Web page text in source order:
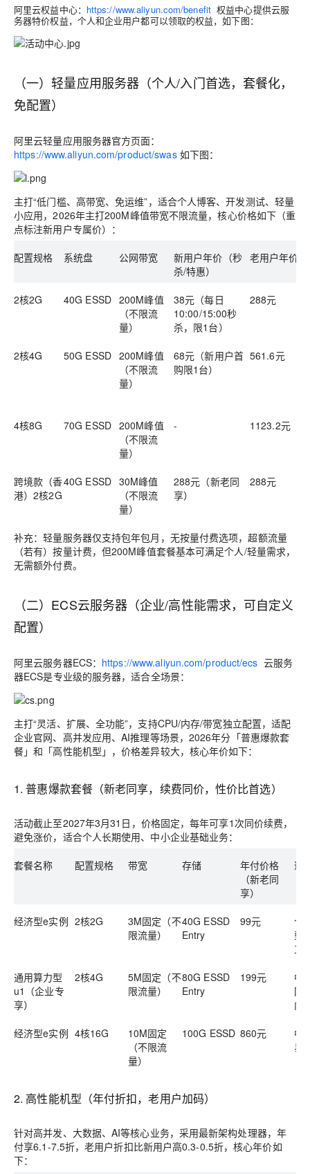
阿里云权益中心： https://www.aliyun.com/benefit权益中心提供云服
务器特价权益，个人和企业用户都可以领取的权益，如下图：
（一）轻量应用服务器（个人/入门首选，套餐化，
免配置）
阿里云轻量应用服务器官方页面：
https://www.aliyun.com/product/swas如下图：
主打“低门槛、高带宽、免运维”，适合个人博客、开发测试、轻量
小应用，2026年主打200M峰值带宽不限流量，核心价格如下（重
点标注新用户专属价）：
配置规格 系统盘 公网带宽
新用户年价（秒
杀/特惠）
老用户年价
2核2G 40G ESSD 200M峰值
（不限流
量）
38元（每日
10:00/15:00秒
杀，限1台）
288元
2核4G 50G ESSD 200M峰值
（不限流
量）
68元（新用户首
购限1台）
561.6元
4核8G 70G ESSD 200M峰值
（不限流
量）
- 1123.2元
跨境款（香
港）2核2G
40G ESSD 30M峰值
（不限流
量）
288元（新老同
享）
288元
补充：轻量服务器仅支持包年包月，无按量付费选项，超额流量
（若有）按量计费，但200M峰值套餐基本可满足个人/轻量需求，
无需额外付费。
（二）ECS云服务器（企业/高性能需求，可自定义
配置）
阿里云服务器ECS： https://www.aliyun.com/product/ecs 云服务
器ECS是专业级的服务器，适合全场景：
主打“灵活、扩展、全功能”，支持CPU/内存/带宽独立配置，适配
企业官网、高并发应用、AI推理等场景，2026年分「普惠爆款套
餐」和「高性能机型」，价格差异较大，核心年价如下：
1. 普惠爆款套餐（新老同享，续费同价，性价比首选）
活动截止至2027年3月31日，价格固定，每年可享1次同价续费，
避免涨价，适合个人长期使用、中小企业基础业务：
套餐名称 配置规格 带宽 存储
年付价格
（新老同
享）
适
经济型e实例 2核2G
3M固定（不
限流量）
40G ESSD
Entry
99元
个
型
工
通用算力型
u1（企业专
享）
2核4G
5M固定（不
限流量）
80G ESSD
Entry
199元
中
网
内
经济型e实例 4核16G
10M固定
（不限流
量）
100G ESSD 860元
中
易
2. 高性能机型（年付折扣，老用户加码）
针对高并发、大数据、AI等核心业务，采用最新架构处理器，年
付享6.1-7.5折，老用户折扣比新用户高0.3-0.5折，核心年价如
下：